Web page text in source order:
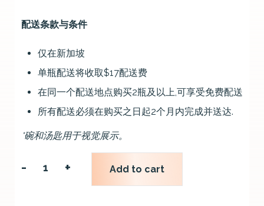
配送条款与条件
仅在新加坡
单瓶配送将收取$17配送费
在同一个配送地点购买2瓶及以上,可享受免费配送
所有配送必须在购买之日起2个月内完成并送达.
*碗和汤匙用于视觉展示。
- + Add to cart